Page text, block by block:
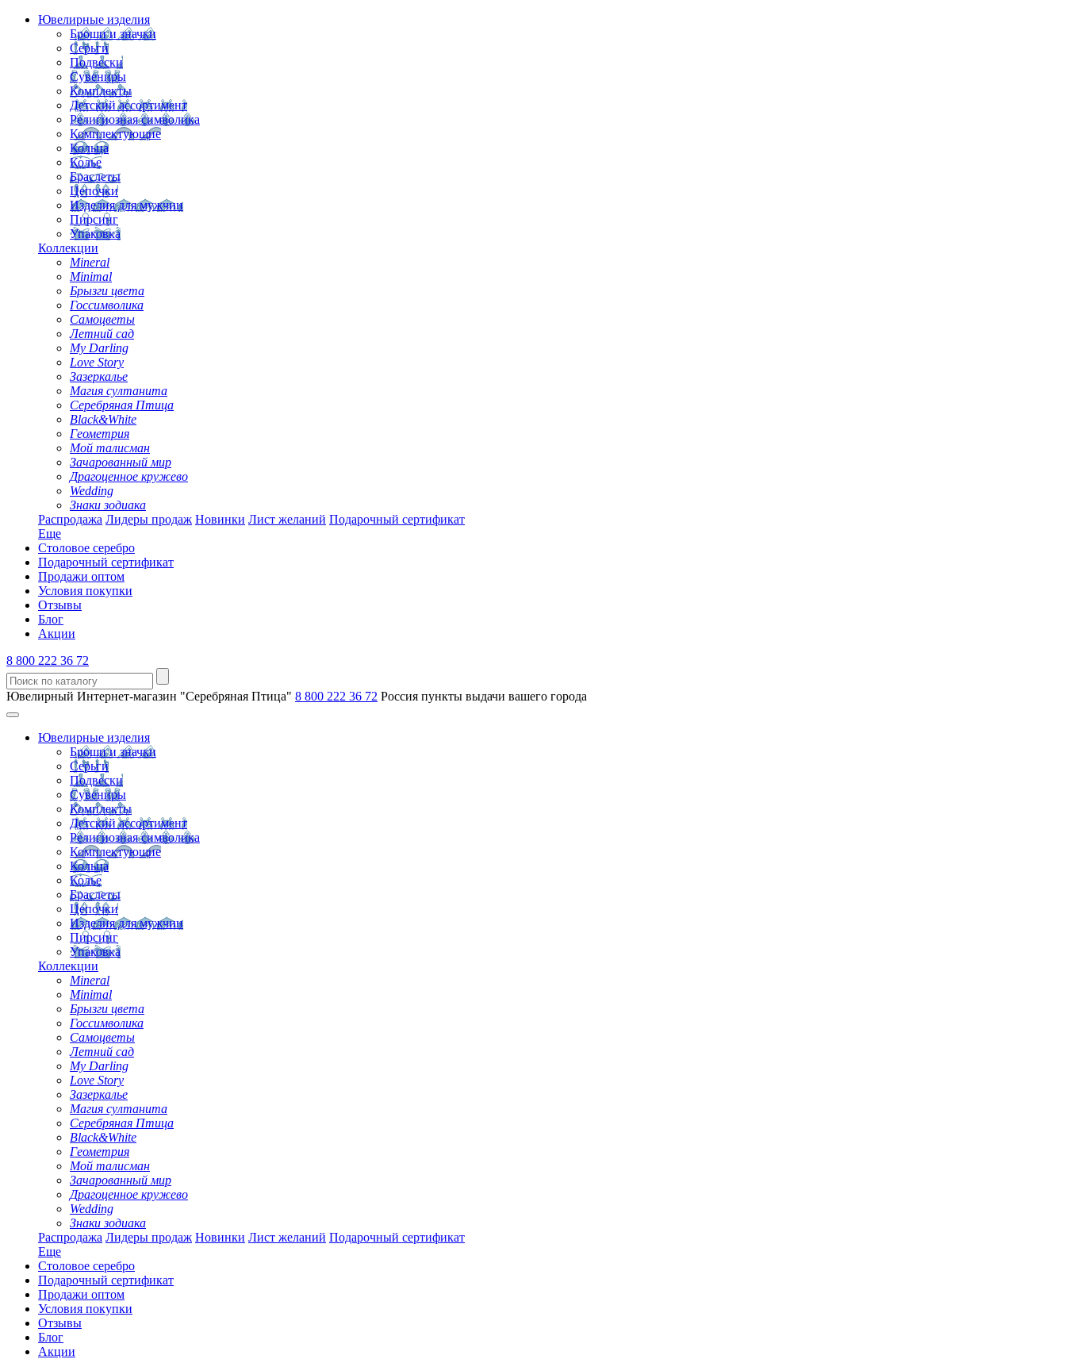
Ювелирные изделия
Броши и значки
Серьги
Подвески
Сувениры
Комплекты
Детский ассортимент
Религиозная символика
Комплектующие
Кольца
Колье
Браслеты
Цепочки
Изделия для мужчин
Пирсинг
Упаковка
Коллекции
Mineral
Minimal
Брызги цвета
Госсимволика
Самоцветы
Летний сад
My Darling
Love Story
Зазеркалье
Магия султанита
Серебряная Птица
Black&White
Геометрия
Мой талисман
Зачарованный мир
Драгоценное кружево
Wedding
Знаки зодиака
Распродажа Лидеры продаж Новинки Лист желаний Подарочный сертификат
Еще
Столовое серебро
Подарочный сертификат
Продажи оптом
Условия покупки
Отзывы
Блог
Акции
8 800 222 36 72
Ювелирный Интернет-магазин "Серебряная Птица" 8 800 222 36 72 Россия пункты выдачи вашего города
Ювелирные изделия
Броши и значки
Серьги
Подвески
Сувениры
Комплекты
Детский ассортимент
Религиозная символика
Комплектующие
Кольца
Колье
Браслеты
Цепочки
Изделия для мужчин
Пирсинг
Упаковка
Коллекции
Mineral
Minimal
Брызги цвета
Госсимволика
Самоцветы
Летний сад
My Darling
Love Story
Зазеркалье
Магия султанита
Серебряная Птица
Black&White
Геометрия
Мой талисман
Зачарованный мир
Драгоценное кружево
Wedding
Знаки зодиака
Распродажа Лидеры продаж Новинки Лист желаний Подарочный сертификат
Еще
Столовое серебро
Подарочный сертификат
Продажи оптом
Условия покупки
Отзывы
Блог
Акции